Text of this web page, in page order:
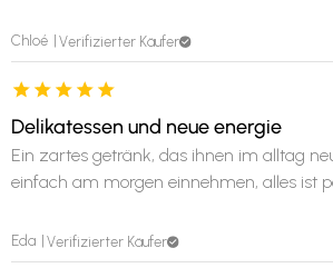
Chloé Verifizierter Käufer
Eda Verifizierter Käufer
Delikatessen und neue energie
Ein zartes getränk, das ihnen im alltag
einfach am morgen einnehmen, alles ist